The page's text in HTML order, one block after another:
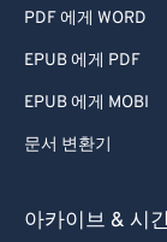
PDF 에게 WORD
EPUB 에게 PDF
EPUB 에게 MOBI
문서 변환기
아카이브 & 시